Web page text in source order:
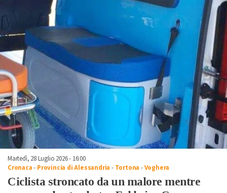
Martedì, 28 Luglio 2026 - 16:00
Cronaca- Provincia di Alessandria - Tortona -Voghera
Ciclista stroncato da un malore mentre